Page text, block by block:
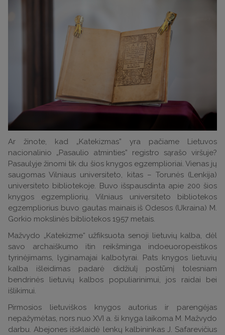
Ar žinote, kad „Katekizmas” yra pačiame Lietuvos
nacionalinio „Pasaulio atminties” registro sąrašo viršuje?
Pasaulyje žinomi tik du šios knygos egzemplioriai. Vienas jų
saugomas Vilniaus universiteto, kitas – Torunės (Lenkija)
universiteto bibliotekoje. Buvo išspausdinta apie 200 šios
knygos egzempliorių. Vilniaus universiteto bibliotekos
egzempliorius buvo gautas mainais iš Odesos (Ukraina) M.
Gorkio mokslinės bibliotekos 1957 metais.
Mažvydo „Katekizme“ užfiksuota senoji lietuvių kalba, dėl
savo archaiškumo itin reikšminga indoeuoropeistikos
tyrinėjimams, lyginamajai kalbotyrai. Pats knygos lietuvių
kalba išleidimas padarė didžiulį postūmį tolesniam
bendrinės lietuvių kalbos populiarinimui, jos raidai bei
išlikimui.
Pirmosios lietuviškos knygos autorius ir parengėjas
nepažymėtas, nors nuo XVI a. ši knyga laikoma M. Mažvydo
darbu. Abejones išsklaidė lenkų kalbininkas J. Safarevičius